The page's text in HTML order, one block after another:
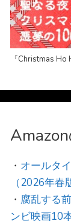
『Christmas
・ オールタ
（2026年春
・ 腐乱する
ンビ映画10